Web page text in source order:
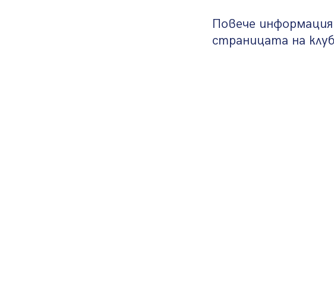
Повече
страницата на